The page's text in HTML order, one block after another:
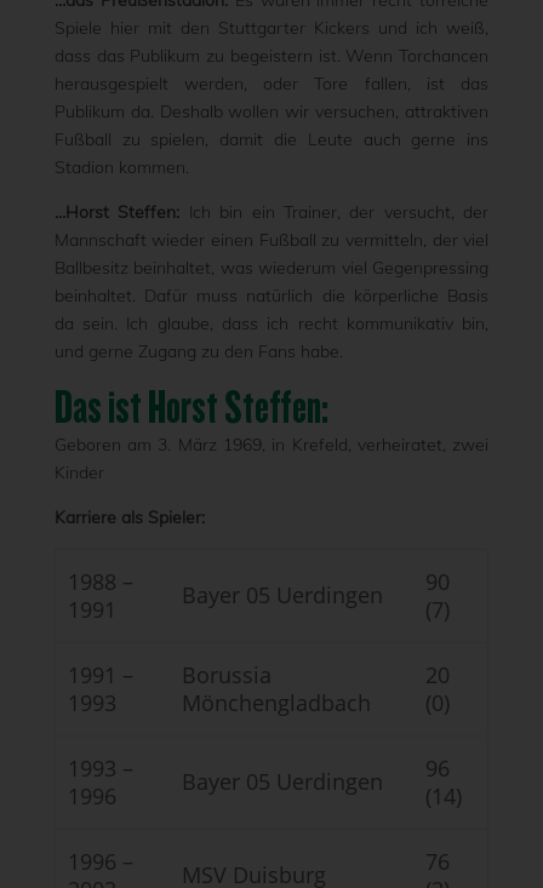
Spiele hier mit den Stuttgarter Kickers und ich weiß,
dass das Publikum zu begeistern ist. Wenn Torchancen
herausgespielt werden, oder Tore fallen, ist das
Publikum da. Deshalb wollen wir versuchen, attraktiven
Fußball zu spielen, damit die Leute auch gerne ins
Stadion kommen.
…Horst Steffen: Ich bin ein Trainer, der versucht, der
Mannschaft wieder einen Fußball zu vermitteln, der viel
Ballbesitz beinhaltet, was wiederum viel Gegenpressing
beinhaltet. Dafür muss natürlich die körperliche Basis
da sein. Ich glaube, dass ich recht kommunikativ bin,
und gerne Zugang zu den Fans habe.
Das ist Horst Steffen:
Geboren am 3. März 1969, in Krefeld, verheiratet, zwei
Kinder
Karriere als Spieler:
1988 –
1991
Bayer 05 Uerdingen
90
(7)
1991 –
1993
Borussia
Mönchengladbach
20
(0)
1993 –
1996
Bayer 05 Uerdingen
96
(14)
1996 –
MSV Duisburg
76